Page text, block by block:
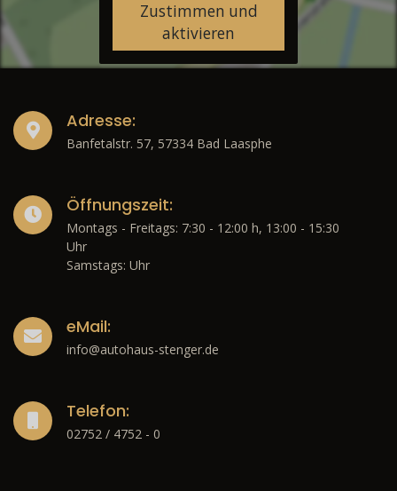
Zustimmen und
aktivieren
Adresse:
Banfetalstr. 57, 57334 Bad Laasphe
Öffnungszeit:
Montags - Freitags: 7:30 - 12:00 h, 13:00 - 15:30
Uhr
Samstags: Uhr
eMail:
info@autohaus-stenger.de
Telefon:
02752 / 4752 - 0